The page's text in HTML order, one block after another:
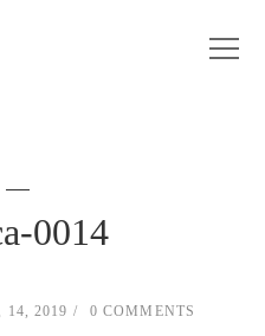
0014
14, 2019 0 COMMENTS